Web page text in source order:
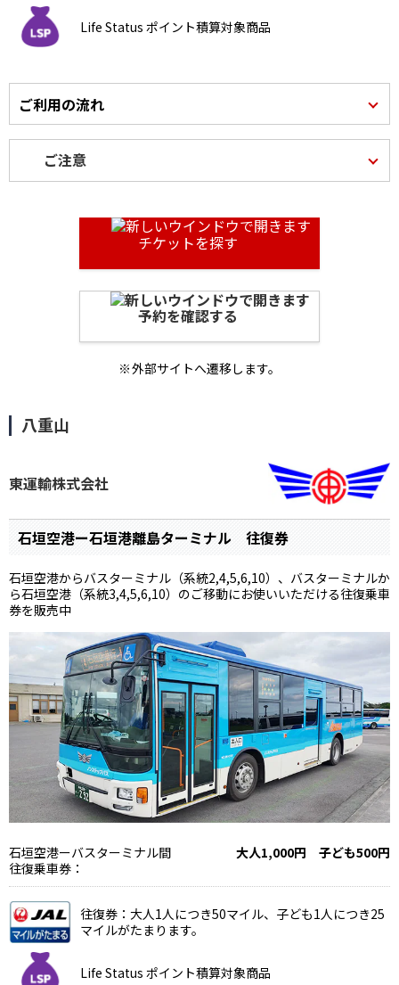
Life Status ポイント積算対象商品
ご利用の流れ
ご注意
チケットを探す
予約を確認する
外部サイトへ遷移します。
八重山
東運輸株式会社
石垣空港ー石垣港離島ターミナル 往復券
石垣空港からバスターミナル（系統2,4,5,6,10）、バスターミナルか
ら石垣空港（系統3,4,5,6,10）のご移動にお使いいただける往復乗車
券を販売中
石垣空港ーバスターミナル間
往復乗車券：
大人1,000円 子ども500円
往復券：大人1人につき50マイル、子ども1人につき25
マイルがたまります。
Life Status ポイント積算対象商品